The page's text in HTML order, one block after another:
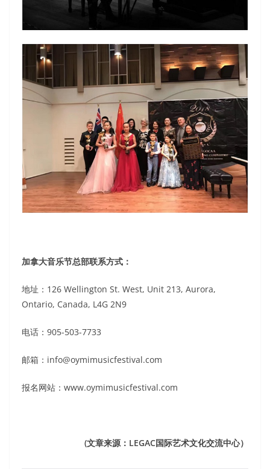
加拿大音乐节总部联系方式：
地址：126 Wellington St. West, Unit 213, Aurora,
Ontario, Canada, L4G 2N9
电话：905-503-7733
邮箱：info@oymimusicfestival.com
报名网站：www.oymimusicfestival.com
(文章来源：LEGAC国际艺术文化交流中心）